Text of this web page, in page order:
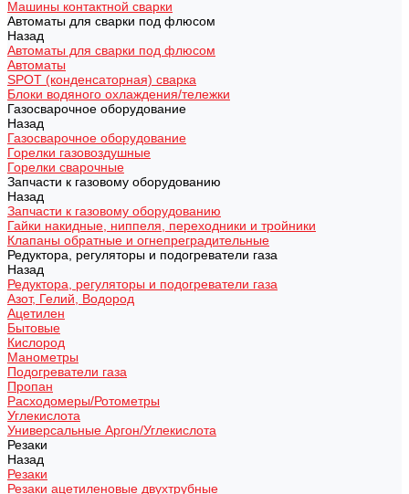
Машины контактной сварки
Автоматы для сварки под флюсом
Назад
Автоматы для сварки под флюсом
Автоматы
SPOT (конденсаторная) сварка
Блоки водяного охлаждения/тележки
Газосварочное оборудование
Назад
Газосварочное оборудование
Горелки газовоздушные
Горелки сварочные
Запчасти к газовому оборудованию
Назад
Запчасти к газовому оборудованию
Гайки накидные, ниппеля, переходники и тройники
Клапаны обратные и огнепреградительные
Редуктора, регуляторы и подогреватели газа
Назад
Редуктора, регуляторы и подогреватели газа
Азот, Гелий, Водород
Ацетилен
Бытовые
Кислород
Манометры
Подогреватели газа
Пропан
Расходомеры/Ротометры
Углекислота
Универсальные Аргон/Углекислота
Резаки
Назад
Резаки
Резаки ацетиленовые двухтрубные